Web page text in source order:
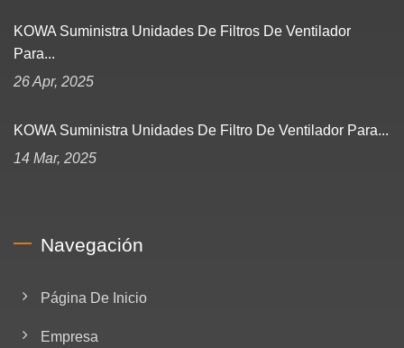
KOWA Suministra Unidades De Filtros De Ventilador
Para...
26 Apr, 2025
KOWA Suministra Unidades De Filtro De Ventilador Para...
14 Mar, 2025
Navegación
Página De Inicio
Empresa